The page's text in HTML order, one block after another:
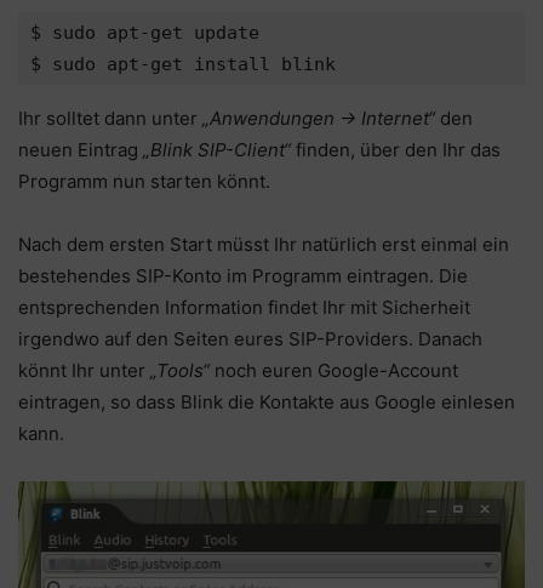
$ sudo apt-get update
Ihr solltet dann unter „Anwendungen -> Internet“ den
neuen Eintrag „Blink SIP-Client“ finden, über den Ihr das
Programm nun starten könnt.
Nach dem ersten Start müsst Ihr natürlich erst einmal ein
bestehendes SIP-Konto im Programm eintragen. Die
entsprechenden Information findet Ihr mit Sicherheit
irgendwo auf den Seiten eures SIP-Providers. Danach
könnt Ihr unter „Tools“ noch euren Google-Account
eintragen, so dass Blink die Kontakte aus Google einlesen
kann.